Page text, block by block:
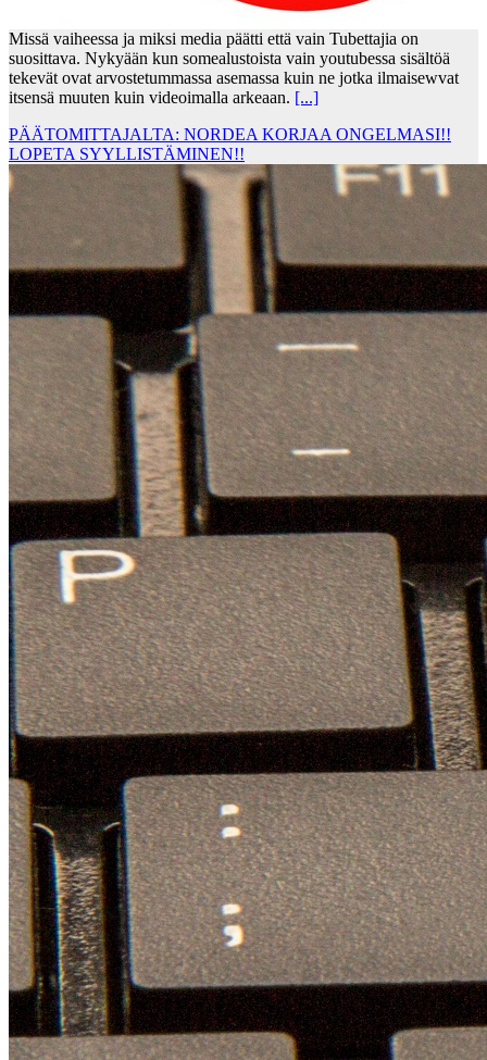
Missä vaiheessa ja miksi media päätti että vain Tubettajia on
suosittava. Nykyään kun somealustoista vain youtubessa sisältöä
tekevät ovat arvostetummassa asemassa kuin ne jotka ilmaisewvat
itsensä muuten kuin videoimalla arkeaan. [...]
PÄÄTOMITTAJALTA: NORDEA KORJAA ONGELMASI!!
LOPETA SYYLLISTÄMINEN!!